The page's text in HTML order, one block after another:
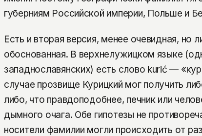
губерниям Российской империи, Польше и
Есть и вторая версия, менее очевидная, но
обоснованная. В верхнелужицком языке
западнославянских) есть слово kurić —
случае прозвище Курицкий мог получить
либо, что правдоподобнее, печник или
дымного очага. Обе гипотезы не
носители фамилии могли происходить от